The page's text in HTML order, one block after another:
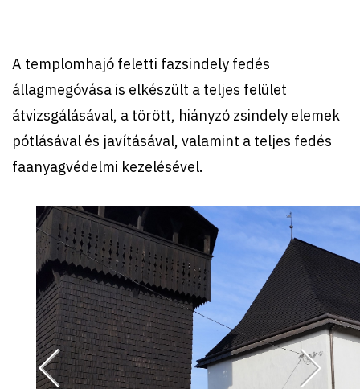
A templomhajó feletti fazsindely fedés
állagmegóvása is elkészült a teljes felület
átvizsgálásával, a törött, hiányzó zsindely elemek
pótlásával és javításával, valamint a teljes fedés
faanyagvédelmi kezelésével.